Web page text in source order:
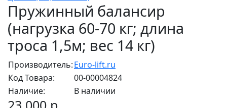
Пружинный балансир
(нагрузка 60-70 кг; длина
троса 1,5м; вес 14 кг)
Производитель:Euro-lift.ru
Код Товара:
00-00004824
Наличие:
В наличии